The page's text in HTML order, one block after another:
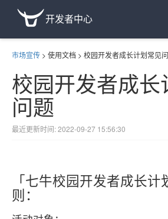
开发者中心
市场宣传 > 使用文档 > 校园开发者成长计划常见
校园开发者成长
问题
最近更新时间: 2022-09-27 15:56:30
「七牛校园开发者成长计
则：